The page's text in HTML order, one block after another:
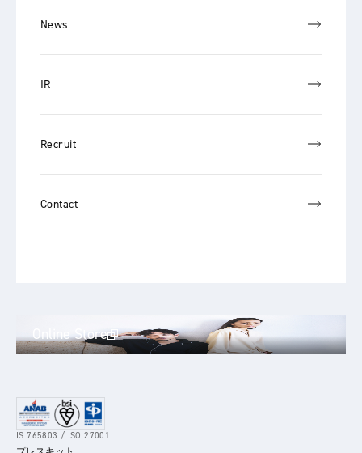
News
IR
Recruit
Contact
Online Store
IS 765803 / ISO 27001